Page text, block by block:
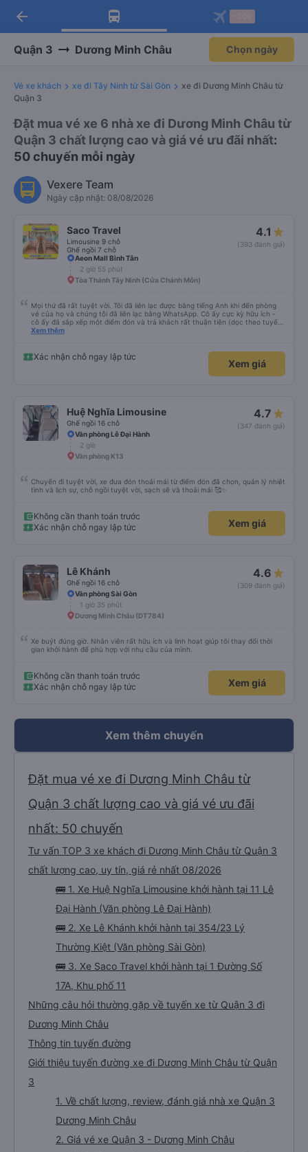
Tải app Vexere ngay!
Nhận ưu đãi thành viên độc
Mở app
Tải app Vexere
-30k/ghế khi đặt vé máy bay qua
Mở app
arrow_back
Quận 3 Dương Minh Châu Chọn ngày
Vé xe khách xe đi Tây Ninh từ Sài Gòn
xe đi Dương Minh Châu từ
Quận 3
Đặt mua vé xe 6 nhà xe đi Dương Minh Châu từ
Quận 3 chất lượng cao và giá vé ưu đãi nhất:
50 chuyến mỗi ngày
Vexere Team
Ngày cập nhật: 08/08/2026
Saco Travel
Limousine 9 chỗ
Ghế ngồi 7 chỗ
4.1
(393 đánh giá)
Aeon Mall Bình Tân
2 giờ 55 phút
Tòa Thánh Tây Ninh (Cửa Chánh Môn)
Mọi thứ đã rất tuyệt vời. Tôi đã liên lạc được bằng tiếng Anh khi đến phòng
vé của họ và chúng tôi đã liên lạc bằng WhatsApp. Cô ấy cực kỳ hữu ích -
cô ấy đã sắp xếp một điểm đón và trả khách rất thuận tiện (dọc theo tuyến
đường của họ). Xe rộng rãi và thoải mái. Rất khuyến khích.
Xem thêm
Xác nhận chỗ ngay lập tức
Xem giá
Huệ Nghĩa Limousine
Ghế ngồi 16 chỗ
4.7
(347 đánh giá)
Văn phòng Lê Đại Hành
2 giờ
Văn phòng K13
Chuyến đi tuyệt vời, xe đưa đón thoải mái từ điểm đón đã chọn, quản lý nhiệt
tình và lịch sự, chỗ ngồi tuyệt vời, sạch sẽ và thoải mái 🥰✨
Không cần thanh toán trước
Xác nhận chỗ ngay lập tức
Xem giá
Lê Khánh
Ghế ngồi 16 chỗ
4.6
(309 đánh giá)
Văn phòng Sài Gòn
1 giờ 35 phút
Dương Minh Châu (DT784)
Xe buýt đúng giờ. Nhân viên rất hữu ích và linh hoạt giúp tôi thay đổi thời
gian khởi hành để phù hợp với nhu cầu của mình.
Không cần thanh toán trước
Xác nhận chỗ ngay lập tức
Xem giá
Xem thêm chuyến
Đặt mua vé xe đi Dương Minh Châu từ
Quận 3 chất lượng cao và giá vé ưu đãi
nhất: 50 chuyến
Tư vấn TOP 3 xe khách đi Dương Minh Châu từ Quận 3
chất lượng cao, uy tín, giá rẻ nhất 08/2026
🚌 1. Xe Huệ Nghĩa Limousine khởi hành tại 11 Lê
Đại Hành (Văn phòng Lê Đại Hành)
🚌 2. Xe Lê Khánh khởi hành tại 354/23 Lý
Thường Kiệt (Văn phòng Sài Gòn)
🚌 3. Xe Saco Travel khởi hành tại 1 Đường Số
17A, Khu phố 11
Những câu hỏi thường gặp về tuyến xe từ Quận 3 đi
Dương Minh Châu
Thông tin tuyến đường
Giới thiệu tuyến đường xe đi Dương Minh Châu từ Quận
3
1. Về chất lượng, review, đánh giá nhà xe Quận 3
Dương Minh Châu
2. Giá vé xe Quận 3 - Dương Minh Châu